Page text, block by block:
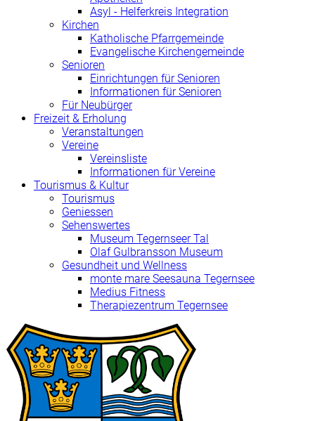
Asyl - Helferkreis Integration
Kirchen
Katholische Pfarrgemeinde
Evangelische Kirchengemeinde
Senioren
Einrichtungen für Senioren
Informationen für Senioren
Für Neubürger
Freizeit & Erholung
Veranstaltungen
Vereine
Vereinsliste
Informationen für Vereine
Tourismus & Kultur
Tourismus
Geniessen
Sehenswertes
Museum Tegernseer Tal
Olaf Gulbransson Museum
Gesundheit und Wellness
monte mare Seesauna Tegernsee
Medius Fitness
Therapiezentrum Tegernsee